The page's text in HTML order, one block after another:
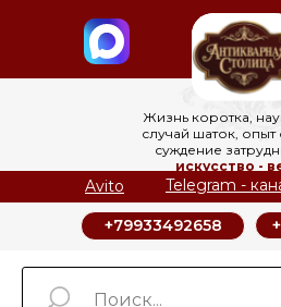
Жизнь коротка,
случай шаток,
суждение
искусство -
+79933492658
Avito Telegram -